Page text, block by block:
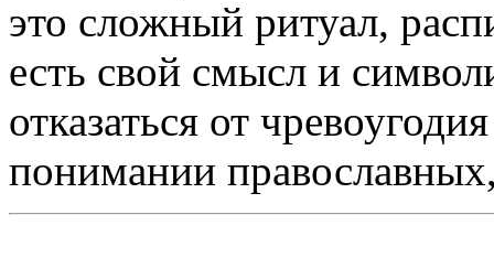
это сложный ритуал,
есть свой смысл и
отказаться от
понимании